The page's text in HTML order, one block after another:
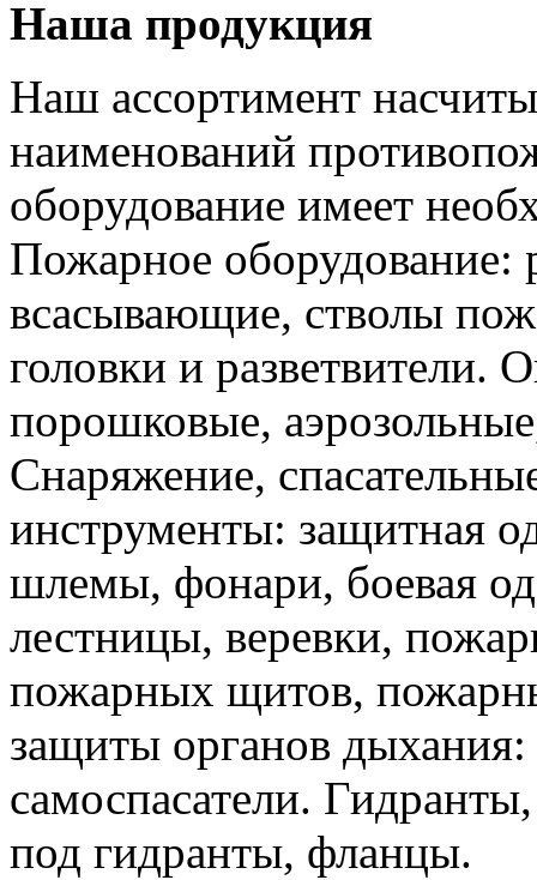
Наша продукция
Наш ассортимент
наименований
оборудование имеет
Пожарное оборудование:
всасывающие, стволы
головки и разветвители.
порошковые,
Снаряжение,
инструменты: защитная
шлемы, фонари, боевая
лестницы, веревки,
пожарных щитов,
защиты органов
самоспасатели.
под гидранты, фланцы.